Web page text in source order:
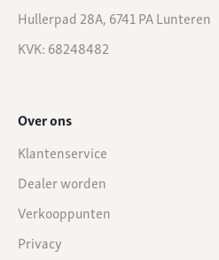
Hullerpad 28A, 6741 PA Lunteren
KVK: 68248482
Over ons
Klantenservice
Dealer worden
Verkooppunten
Privacy